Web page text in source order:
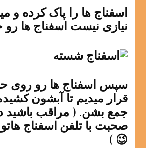
اسفناج ها را پاک کرده و
نیازی نیست اسفناج ها رو
سپس اسفناج ها رو روی
قرار میدیم تا آبشون
جمع بشن. ( مراقب باشید
صحبت با تلفن اسفناج
😉 )